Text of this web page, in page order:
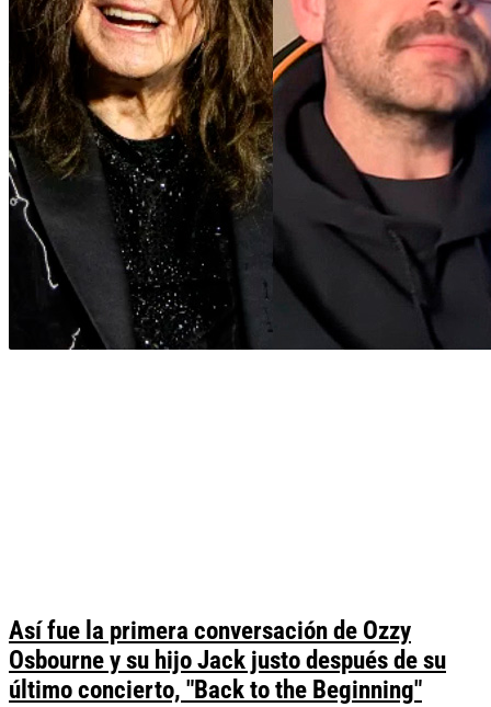
Así fue la primera conversación de Ozzy
Osbourne y su hijo Jack justo después de su
último concierto, "Back to the Beginning"